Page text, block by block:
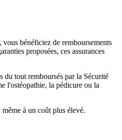
bénéficiez de remboursements
proposées, ces assurances
du tout remboursés par la Sécurité
l'ostéopathie, la pédicure ou la
à un coût plus élevé.